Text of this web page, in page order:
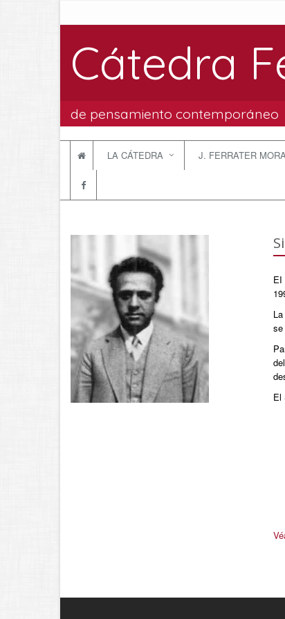
Cátedra
de pensamiento contemporáneo
LA CÁTEDRA J. FERRATER
EI
se
El